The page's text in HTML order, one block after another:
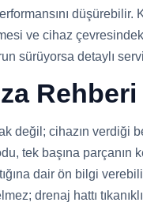
düşürebilir.
ve cihaz çevresindeki
sürüyorsa detaylı
Rehberi
değil; cihazın verdiği
tek başına parçanın
dair ön bilgi
drenaj hattı